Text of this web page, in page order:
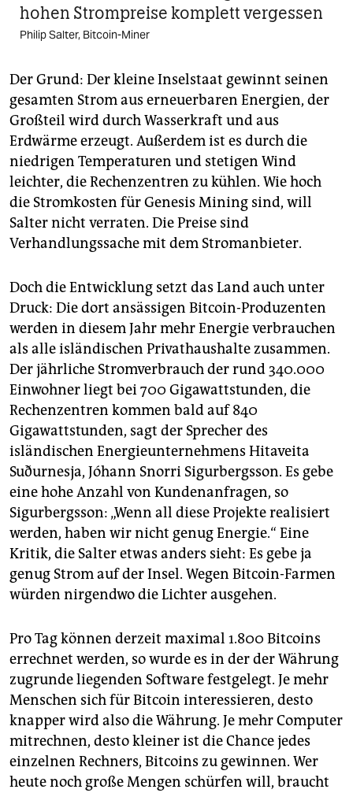
hohen Strompreise komplett vergessen
Philip Salter, Bitcoin-Miner
Der Grund: Der kleine Inselstaat gewinnt seinen
gesamten Strom aus erneuerbaren Energien, der
Großteil wird durch Wasserkraft und aus
Erdwärme erzeugt. Außerdem ist es durch die
niedrigen Temperaturen und stetigen Wind
leichter, die Rechenzentren zu kühlen. Wie hoch
die Stromkosten für Genesis Mining sind, will
Salter nicht verraten. Die Preise sind
Verhandlungssache mit dem Stromanbieter.
Doch die Entwicklung setzt das Land auch unter
Druck: Die dort ansässigen Bitcoin-Produzenten
werden in diesem Jahr mehr Energie verbrauchen
als alle isländischen Privathaushalte zusammen.
Der jährliche Stromverbrauch der rund 340.000
Einwohner liegt bei 700 Gigawattstunden, die
Rechenzentren kommen bald auf 840
Gigawattstunden, sagt der Sprecher des
isländischen Energieunternehmens Hitaveita
Suðurnesja, Jóhann Snorri Sigurbergsson. Es gebe
eine hohe Anzahl von Kundenanfragen, so
Sigurbergsson: „Wenn all diese Projekte realisiert
werden, haben wir nicht genug Energie.“ Eine
Kritik, die Salter etwas anders sieht: Es gebe ja
genug Strom auf der Insel. Wegen Bitcoin-Farmen
würden nirgendwo die Lichter ausgehen.
Pro Tag können derzeit maximal 1.800 Bitcoins
errechnet werden, so wurde es in der der Währung
zugrunde liegenden Software festgelegt. Je mehr
Menschen sich für Bitcoin interessieren, desto
knapper wird also die Währung. Je mehr Computer
mitrechnen, desto kleiner ist die Chance jedes
einzelnen Rechners, Bitcoins zu gewinnen. Wer
heute noch große Mengen schürfen will, braucht